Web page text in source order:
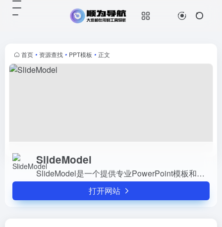
首页 • 资源查找 • PPT模板 • 正文
SlideModel
SlideModel是一个提供专业PowerPoint模板和幻灯片下载的网站。它拥有超过50,000个可下载的PowerPoint模板和完全可编辑的模板、图表、图形、图像和图标，适用于各种演示场合,各种报...
打开网站
站。它拥有超过50,000个可下载的
PowerPoint模板和完全可编辑的模
板、图表...